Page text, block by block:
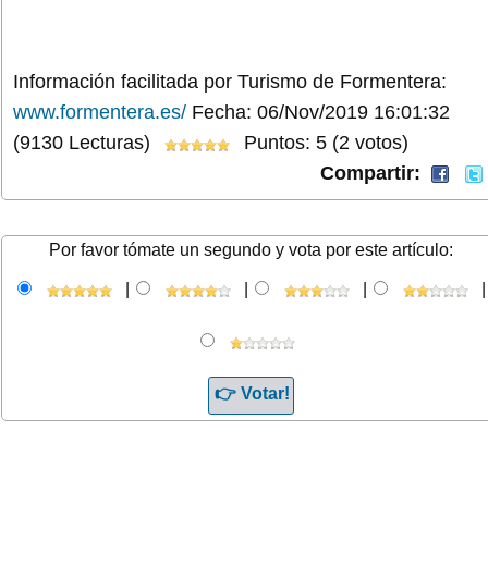
Información facilitada por Turismo de Formentera:
www.formentera.es/ Fecha: 06/Nov/2019 16:01:32
(9130 Lecturas)
Puntos: 5 (2 votos)
Compartir:
Por favor tómate un segundo y vota por este artículo: